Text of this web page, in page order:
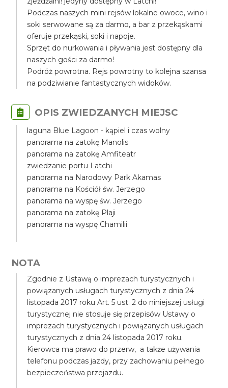
Podczas naszych mini rejsów lokalne owoce, wino i
soki serwowane są za darmo, a bar z przekąskami
oferuje przekąski, soki i napoje.
Sprzęt do nurkowania i pływania jest dostępny dla
naszych gości za darmo!
Podróż powrotna. Rejs powrotny to kolejna szansa
na podziwianie fantastycznych widoków.
OPIS ZWIEDZANYCH MIEJSC
laguna Blue Lagoon - kąpiel i czas wolny
panorama na zatokę Manolis
panorama na zatokę Amfiteatr
zwiedzanie portu Latchi
panorama na Narodowy Park Akamas
panorama na Kościół św. Jerzego
panorama na wyspę św. Jerzego
panorama na zatokę Plaji
panorama na wyspę Chamilii
NOTA
Zgodnie z Ustawą o imprezach turystycznych i
powiązanych usługach turystycznych z dnia 24
listopada 2017 roku Art. 5 ust. 2 do niniejszej usługi
turystycznej nie stosuje się przepisów Ustawy o
imprezach turystycznych i powiązanych usługach
turystycznych z dnia 24 listopada 2017 roku.
Kierowca ma prawo do przerw, a także używania
telefonu podczas jazdy, przy zachowaniu pełnego
bezpieczeństwa przejazdu.